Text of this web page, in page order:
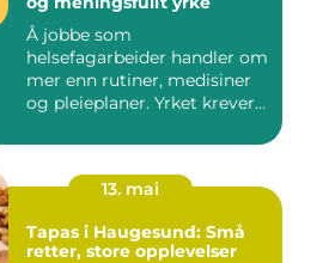
Å jobbe som
helsefagarbeider handler om
mer enn rutiner, medisiner
og pleieplaner. Yrket krever
13. mai
Tapas i Haugesund: Små
retter, store opplevelser